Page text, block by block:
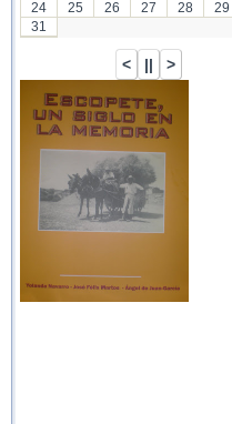
24
25 26 27 28 29
31